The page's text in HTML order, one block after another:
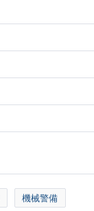
機械警備